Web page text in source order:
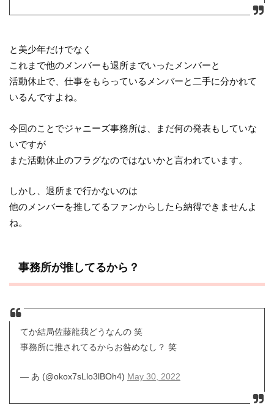
と美少年だけでなく
これまで他のメンバーも退所までいったメンバーと
活動休止で、仕事をもらっているメンバーと二手に分かれて
いるんですよね。
今回のことでジャニーズ事務所は、まだ何の発表もしていな
いですが
また活動休止のフラグなのではないかと言われています。
しかし、退所まで行かないのは
他のメンバーを推してるファンからしたら納得できませんよ
ね。
事務所が推してるから？
てか結局佐藤龍我どうなんの 笑
事務所に推されてるからお咎めなし？ 笑
— あ (@okox7sLlo3lBOh4) May 30, 2022